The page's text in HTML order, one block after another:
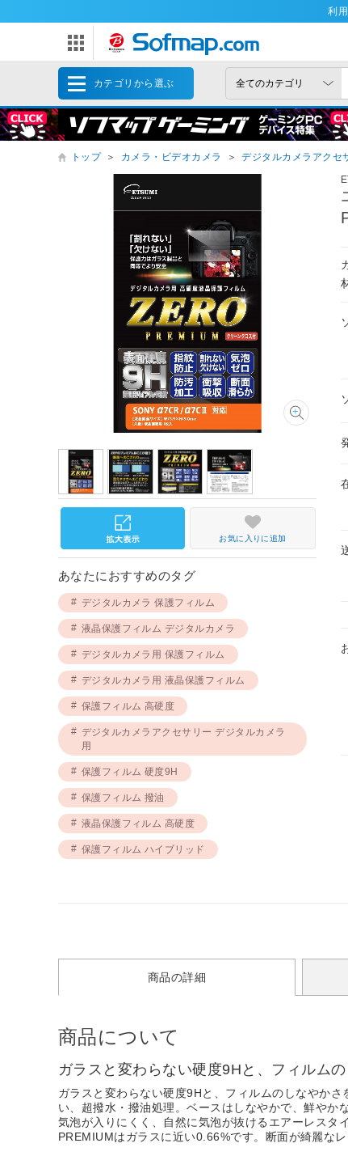
利
カテゴリから選ぶ
トップ ＞ カメラ・ビデオカメラ ＞ デジタルカメラアクセ
お気に入りに追加
あなたにおすすめのタグ
デジタルカメラ 保護フィルム
液晶保護フィルム デジタルカメラ
デジタルカメラ用 保護フィルム
デジタルカメラ用 液晶保護フィルム
保護フィルム 高硬度
デジタルカメラアクセサリー デジタルカメラ
用
保護フィルム 硬度9H
保護フィルム 撥油
液晶保護フィルム 高硬度
保護フィルム ハイブリッド
商品の詳細
商品について
ガラスと変わらない硬度9Hと、フィルム
ガラスと変わらない硬度9Hと、フィルムのしなやか
い、超撥水・撥油処理。ベースはしなやかで、鮮やか
気泡が入りにくく、自然に気泡が抜けるエアーレス
PREMIUMはガラスに近い0.66%です。断面が綺麗なレ